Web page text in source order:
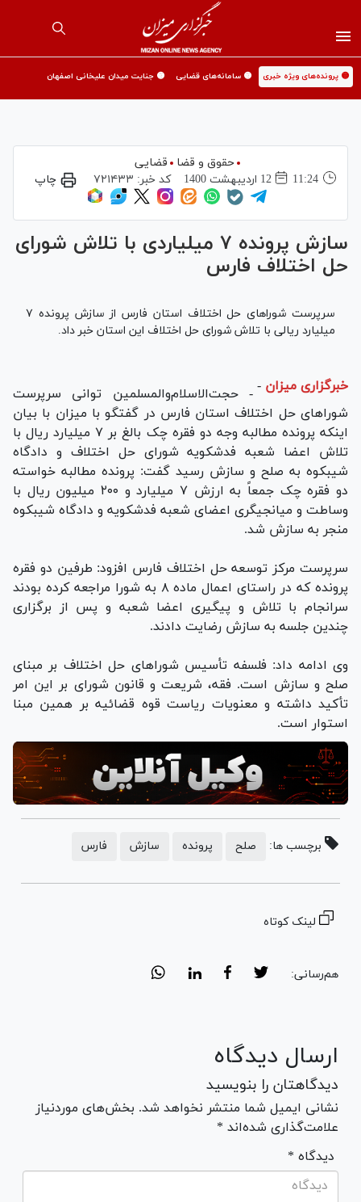
🟡 پرونده‌های ویژه خبری 🟡 سامانه‌های قضایی 🟡 جنایت میدان علیخانی اصفهان
حقوق و قضا
قضایی
11:24
12 ارديبهشت 1400 کد خبر: ۷۲۱۴۳۳ چاپ
سازش پرونده ۷ میلیاردی با تلاش شورای
حل اختلاف فارس
سرپرست شورا‌های حل اختلاف استان فارس از سازش پرونده ۷
میلیارد ریالی با تلاش شورای حل اختلاف این استان خبر داد.
خبرگزاری میزان - - حجت‌الاسلام‌والمسلمین توانی سرپرست
شورا‌های حل اختلاف استان فارس در گفتگو با میزان با بیان
اینکه پرونده مطالبه وجه دو فقره چک بالغ بر ۷ میلیارد ریال با
تلاش اعضا شعبه فدشکویه شورای حل اختلاف و دادگاه
شیبکوه به صلح و سازش رسید گفت: پرونده مطالبه خواسته
دو فقره چک جمعاً به ارزش ۷ میلیارد و ۲۰۰ میلیون ریال با
وساطت و میانجیگری اعضای شعبه فدشکویه و دادگاه شیبکوه
منجر به سازش شد.
سرپرست مرکز توسعه حل اختلاف فارس افزود: طرفین دو فقره
پرونده که در راستای اعمال ماده ۸ به شورا مراجعه کرده بودند
سرانجام با تلاش و پیگیری اعضا شعبه و پس از برگزاری
چندین جلسه به سازش رضایت دادند.
وی ادامه داد: فلسفه تأسیس شورا‌های حل اختلاف بر مبنای
صلح و سازش است. فقه، شریعت و قانون شورای بر این امر
تأکید داشته و معنویات ریاست قوه قضائیه بر همین مبنا
استوار است.
برچسب ها: صلح پرونده سازش فارس
لینک کوتاه
هم‌رسانی:
ارسال دیدگاه
دیدگاهتان را بنویسید
نشانی ایمیل شما منتشر نخواهد شد. بخش‌های موردنیاز
علامت‌گذاری شده‌اند *
* دیدگاه